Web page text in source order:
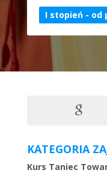
I stopień - od
KATEGORIA
Kurs Taniec